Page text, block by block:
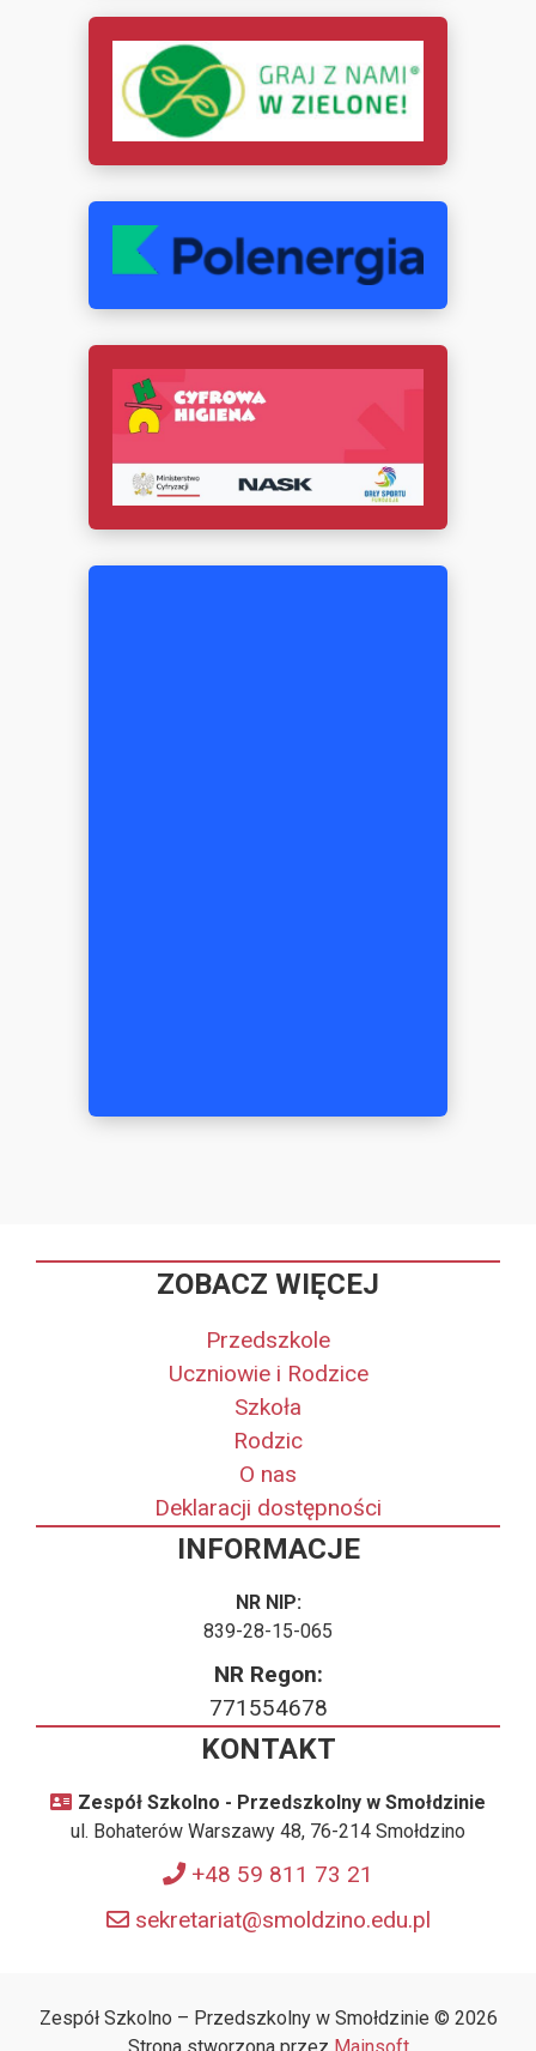
ZOBACZ WIĘCEJ
Przedszkole
Uczniowie i Rodzice
Szkoła
Rodzic
O nas
Deklaracji dostępności
INFORMACJE
NR NIP:
839-28-15-065
NR Regon:
771554678
KONTAKT
Zespół Szkolno - Przedszkolny w Smołdzinie
ul. Bohaterów Warszawy 48, 76-214 Smołdzino
+48 59 811 73 21
sekretariat@smoldzino.edu.pl
Zespół Szkolno – Przedszkolny w Smołdzinie © 2026